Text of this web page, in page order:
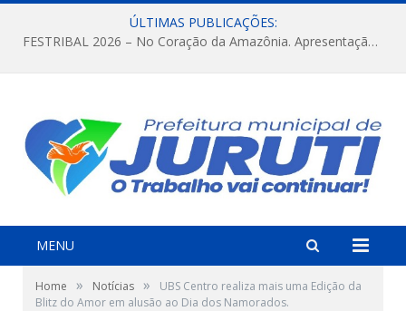
ÚLTIMAS PUBLICAÇÕES:
FESTRIBAL 2026 – No Coração da Amazônia. Apresentação da Munduruku.
MENU
Home » Notícias »
UBS Centro realiza mais uma Edição da
Blitz do Amor em alusão ao Dia dos Namorados.